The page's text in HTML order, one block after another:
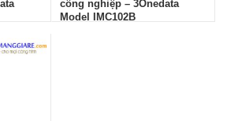
công nghiệp – 3Onedata
Model IMC102B